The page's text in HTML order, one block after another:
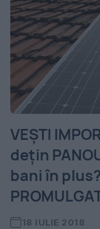
VEȘTI
dețin
bani în
18 IULIE 2018